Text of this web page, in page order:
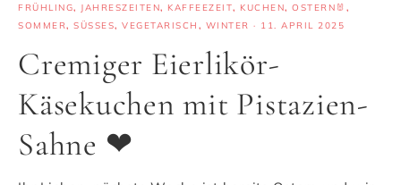
FRÜHLING, JAHRESZEITEN, KAFFEEZEIT, KUCHEN, OSTERN🐰 ,
SOMMER, SÜSSES , VEGETARISCH , WINTER · 11. APRIL 2025
Cremiger Eierlikör-
Käsekuchen mit Pistazien-
Sahne ❤